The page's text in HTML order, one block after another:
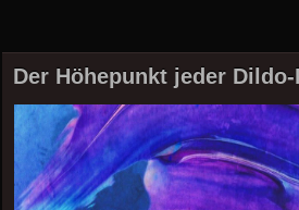
Der Höhepunkt jeder